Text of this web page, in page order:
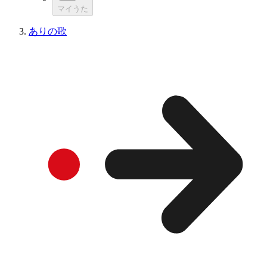
マイうた
ありの歌